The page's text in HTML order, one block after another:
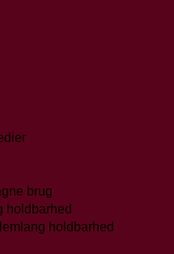
brug
holdbarhed
holdbarhed